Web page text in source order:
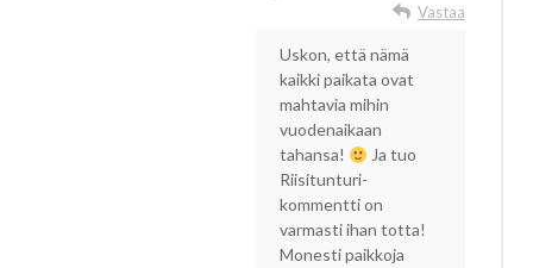
Vastaa
Uskon, että nämä
kaikki paikata ovat
mahtavia mihin
vuodenaikaan
tahansa!
Ja tuo
Riisitunturi-
kommentti on
varmasti ihan totta!
Monesti paikkoja